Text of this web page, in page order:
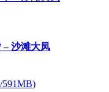
– 沙滩大凤